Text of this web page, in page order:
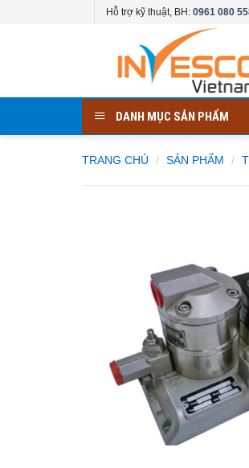
Hỗ trợ kỹ thuật, BH: 0961 080
DANH MỤC SẢN PHẨM
TRANG CHỦ / SẢN PHẨM /